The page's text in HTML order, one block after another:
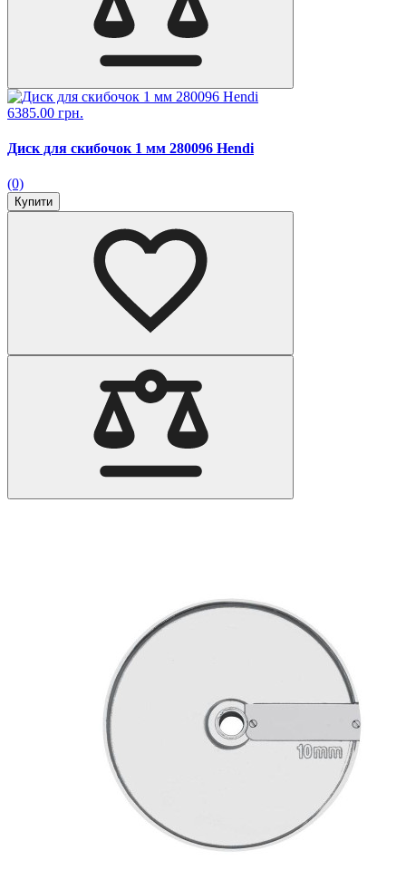
6385.00 грн.
Диск для скибочок 1 мм 280096 Hendi
(0)
Купити